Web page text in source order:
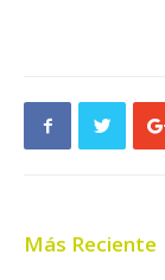
Más Reciente